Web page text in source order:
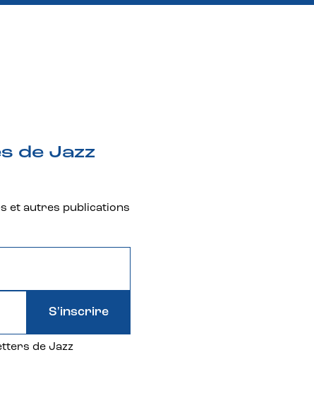
de Jazz
et autres publications
de Jazz
S'inscrire